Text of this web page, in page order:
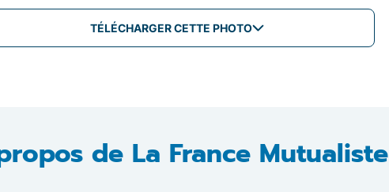
TÉLÉCHARGER CETTE PHOTO
de La France Mutualiste